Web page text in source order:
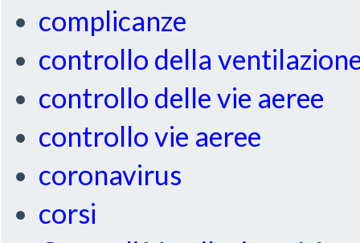
complicanze
controllo della
controllo delle vie aeree
controllo vie aeree
coronavirus
corsi